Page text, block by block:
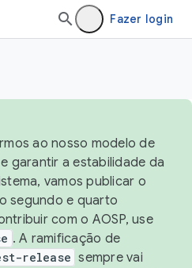
Fazer login
ao nosso modelo de
garantir a estabilidade da
vamos publicar o
segundo e quarto
com o AOSP, use
. A ramificação de
release sempre vai